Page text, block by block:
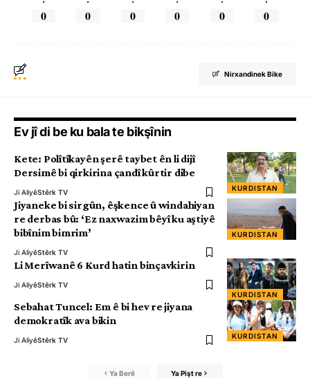
0 0 0 0 0 0
Nirxandinek Bike
Ev jî di be ku bala te bikşînin
KURDISTAN
Kete: Polîtîkayên şerê taybet ên li dijî
Dersimê bi qirkirina çandî kûrtir dibe
Ji AliyêStêrk TV
KURDISTAN
Jiyaneke bi sirgûn, êşkence û windahiyan
re derbas bû: ‘Ez naxwazim bêyî ku aştiyê
bibînim bimrim’
Ji AliyêStêrk TV
KURDISTAN
Li Merîwanê 6 Kurd hatin binçavkirin
Ji AliyêStêrk TV
KURDISTAN
Sebahat Tuncel: Em ê bi hev re jiyana
demokratîk ava bikin
Ji AliyêStêrk TV
Ya Berê Ya Pişt re